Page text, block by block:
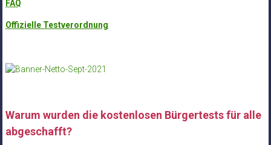
FAQ
Offizielle Testverordnung
Warum wurden die kostenlosen Bürgertests für alle
abgeschafft?